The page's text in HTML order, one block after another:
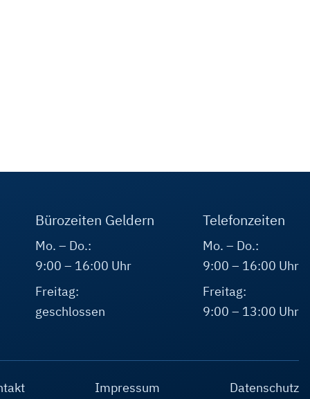
Bürozeiten Geldern
Mo. – Do.:
9:00 – 16:00 Uhr
Freitag:
geschlossen
Telefonzeiten
Mo. – Do.:
9:00 – 16:00 Uhr
Freitag:
9:00 – 13:00 Uhr
Impressum Datenschutz